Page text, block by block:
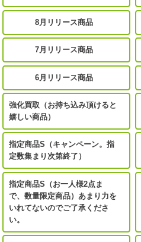
8月リリース商品
7月リリース商品
6月リリース商品
強化買取（お持ち込み頂けると
嬉しい商品）
指定商品S（キャンペーン。指
定数集まり次第終了）
指定商品S（お一人様2点ま
で、数量限定商品）あまり力を
いれてないのでご了承くださ
い。